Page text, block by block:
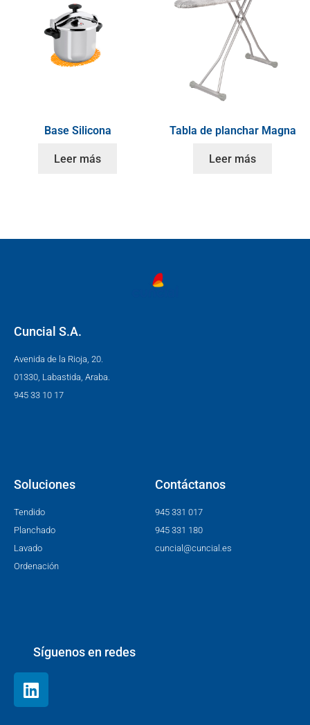
Base Silicona
Leer más
Tabla de planchar Magna
Leer más
Cuncial S.A.
Avenida de la Rioja, 20.
01330, Labastida, Araba.
945 33 10 17
Soluciones
Tendido
Planchado
Lavado
Ordenación
Contáctanos
945 331 017
945 331 180
cuncial@cuncial.es
Síguenos en redes